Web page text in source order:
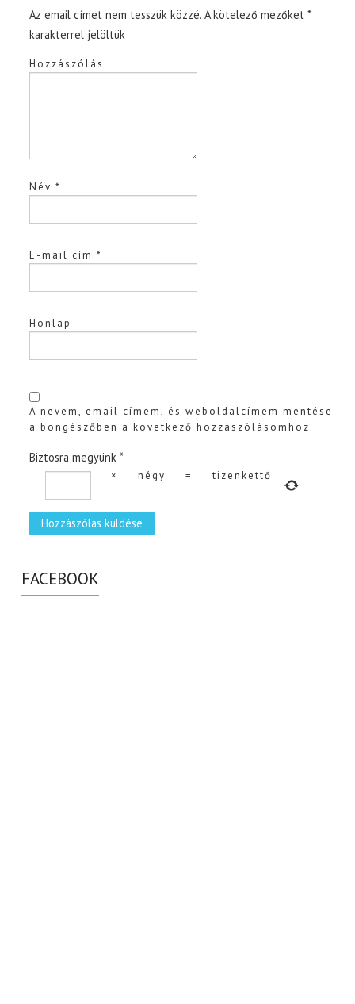
Az email címet nem tesszük közzé. A kötelező mezőket*
karakterrel jelöltük
Hozzászólás
Név*
E-mail cím*
Honlap
A nevem, email címem, és weboldalcímem mentése
a böngészőben a következő hozzászólásomhoz.
Biztosra megyünk *
× négy = tizenkettő
FACEBOOK